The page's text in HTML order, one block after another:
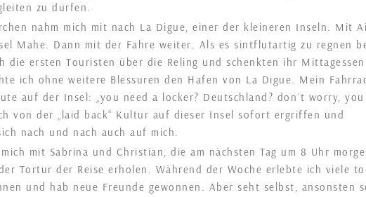
zu dürfen.
nahm mich mit nach La Digue, einer der kleineren Inseln. Mit
Mahe. Dann mit der Fähre weiter. Als es sintflutartig zu regnen
die ersten Touristen über die Reling und schenkten ihr Mittagessen
ich ohne weitere Blessuren den Hafen von La Digue. Mein
auf der Insel: „you need a locker? Deutschland? don´t worry, you
von der „laid back“ Kultur auf dieser Insel sofort ergriffen und
nach und nach auch auf mich.
mit Sabrina und Christian, die am nächsten Tag um 8 Uhr
Tortur der Reise erholen. Während der Woche erlebte ich viele
und hab neue Freunde gewonnen. Aber seht selbst, ansonsten